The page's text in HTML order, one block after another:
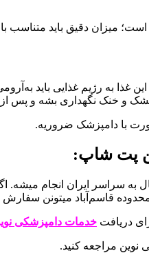
است؛ میزان دقیق باید
به رژیم غذایی باید
و خنک نگهداری بشه و پس
با دامپزشک ضروریه.
به سراسر ایران انجام میشه.
قاسم‌آباد میتونن
دریافت خدمات دامپزشکی